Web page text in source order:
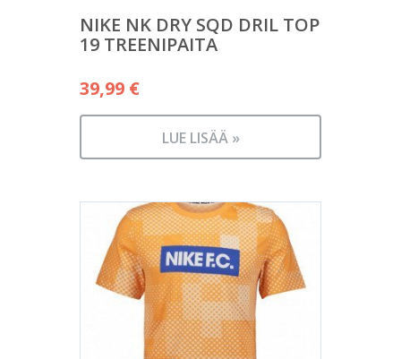
NIKE NK DRY SQD DRIL TOP
19 TREENIPAITA
39,99 €
LUE LISÄÄ »